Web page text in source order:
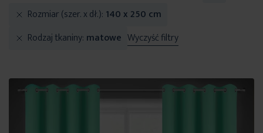
Rozmiar (szer. x dł.) 140 x 250 cm
Rodzaj tkaniny matowe Wyczyść filtry